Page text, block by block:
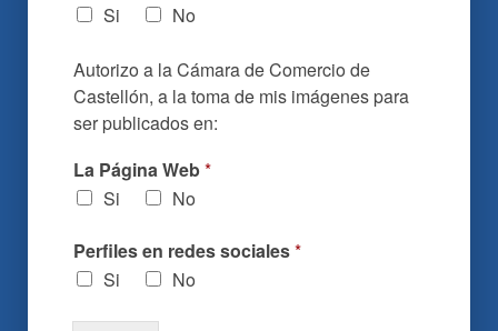
Si
No
Autorizo a la Cámara de Comercio de
Castellón, a la toma de mis imágenes para
ser publicados en:
La Página Web*
Si
No
Perfiles en redes sociales*
Si
No